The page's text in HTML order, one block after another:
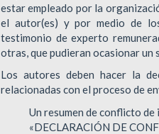
estar empleado por la
el autor(es) y por medio de
testimonio de experto
otras, que pudieran ocasionar un
Los autores deben hacer la
relacionadas con el proceso de
Un resumen de conflicto
«DECLARACIÓN DE